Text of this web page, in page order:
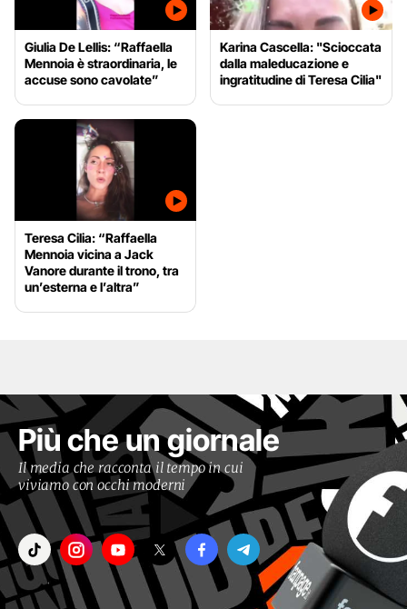
Giulia De Lellis: “Raffaella
Mennoia è straordinaria, le
accuse sono cavolate”
Karina Cascella: "Scioccata
dalla maleducazione e
ingratitudine di Teresa Cilia"
Teresa Cilia: “Raffaella
Mennoia vicina a Jack
Vanore durante il trono, tra
un’esterna e l’altra”
Più che un giornale
Il media che racconta il tempo in cui
viviamo con occhi moderni